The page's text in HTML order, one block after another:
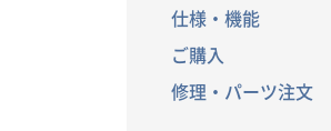
仕様・機能
ご購入
修理・パーツ注文